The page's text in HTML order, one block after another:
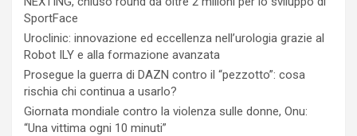
SportFace
Uroclinic: innovazione ed eccellenza nell’urologia grazie al
Robot ILY e alla formazione avanzata
Prosegue la guerra di DAZN contro il “pezzotto”: cosa
rischia chi continua a usarlo?
Giornata mondiale contro la violenza sulle donne, Onu:
“Una vittima ogni 10 minuti”